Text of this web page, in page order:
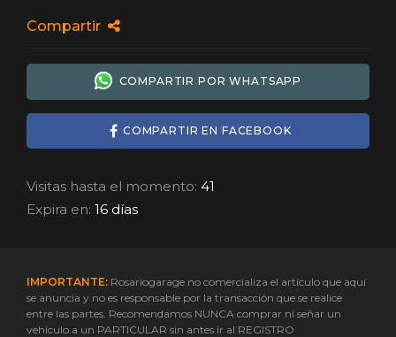
Compartir
COMPARTIR POR WHATSAPP
COMPARTIR EN FACEBOOK
Visitas hasta el momento: 41
Expira en: 16 días
IMPORTANTE: Rosariogarage no comercializa el artículo que aquí
se anuncia y no es responsable por la transacción que se realice
entre las partes. Recomendamos NUNCA comprar ni señar un
vehículo a un PARTICULAR sin antes ir al REGISTRO